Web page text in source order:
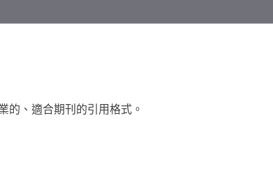
的、適合期刊的引用格式。